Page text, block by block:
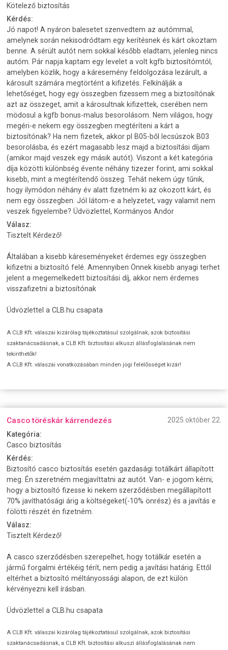
Kötelező biztosítás
Kérdés:
Jó napot! A nyáron balesetet szenvedtem az autómmal,
amelynek során nekisodródtam egy kerítésnek és kárt okoztam
benne. A sérült autót nem sokkal később eladtam, jelenleg nincs
autóm. Pár napja kaptam egy levelet a volt kgfb biztosítómtól,
amelyben közlik, hogy a káresemény feldolgozása lezárult, a
károsult számára megtörtént a kifizetés. Felkínálják a
lehetőséget, hogy egy összegben fizessem meg a biztosítónak
azt az összeget, amit a károsultnak kifizettek, cserében nem
mödosul a kgfb bonus-malus besorolásom. Nem világos, hogy
megéri-e nekem egy összegben megtéríteni a kárt a
biztosítónak? Ha nem fizetek, akkor pl B05-ből lecsúszok B03
besorolásba, és ezért magasabb lesz majd a biztosítási díjam
(amikor majd veszek egy másik autót). Viszont a két kategória
díja közötti különbség évente néhány tizezer forint, ami sokkal
kisebb, mint a megtérítendő összeg. Tehát nekem úgy tűnik,
hogy ilymódon néhány év alatt fizetném ki az okozott kárt, és
nem egy összegben. Jól látom-e a helyzetet, vagy valamit nem
veszek figyelembe? Üdvözlettel, Kormányos Andor
Válasz:
Tisztelt Kérdező!
Általában a kisebb káreseményeket érdemes egy összegben
kifizetni a biztosító felé. Amennyiben Önnek kisebb anyagi terhet
jelent a megemelkedett biztosítási díj, akkor nem érdemes
visszafizetni a biztosítónak
Üdvözlettel a CLB.hu csapata
A CLB Kft. válaszai kizárólag tájékoztatásul szolgálnak, azok biztosítási
szaktanácsadásnak, a CLB Kft. biztosítási alkuszi állásfoglalásának nem
tekinthetők!
A CLB Kft. válaszai vonatkozásában minden jogi felelősséget kizár!
Casco töréskár kárrendezés
2025 október 22.
Kategória:
Casco biztosítás
Kérdés:
Biztosító casco biztosítás esetén gazdasági totálkárt állapított
meg. Én szeretném megjavíttatni az autót. Van- e jogom kérni,
hogy a biztosító fizesse ki nekem szerződésben megállapított
70% javíthatósági árig a költségeket(-10% önrész) és a javítás e
fölötti részét én fizetném.
Válasz:
Tisztelt Kérdező!
A casco szerződésben szerepelhet, hogy totálkár esetén a
jármű forgalmi értékéig térít, nem pedig a javítási határig. Ettől
eltérhet a biztosító méltányossági alapon, de ezt külön
kérvényezni kell írásban.
Üdvözlettel a CLB.hu csapata
A CLB Kft. válaszai kizárólag tájékoztatásul szolgálnak, azok biztosítási
szaktanácsadásnak, a CLB Kft. biztosítási alkuszi állásfoglalásának nem